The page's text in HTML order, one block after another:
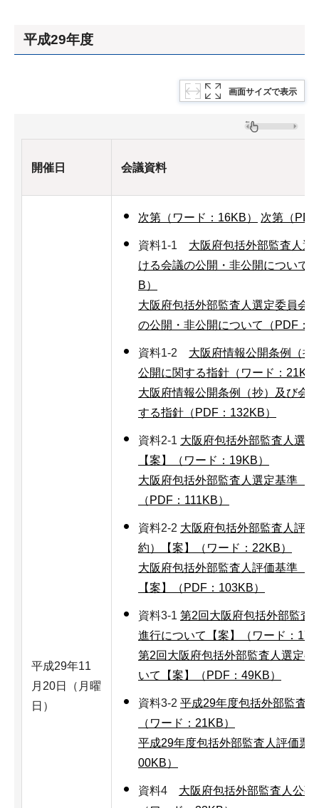
平成29年度
画面サイズで表示
開催日 会議資料
平成29年11
月20日（月曜
日）
次第（ワード：16KB） 次第（
資料1-1 大阪府包括外部監査人選
ける会議の公開・非公開について
B）
大阪府包括外部監査人選定委員会
の公開・非公開について（PDF：
資料1-2 大阪府情報公開条例（抄
公開に関する指針（ワード：21KB
大阪府情報公開条例（抄）及び会
する指針（PDF：132KB）
資料2-1 大阪府包括外部監査人選
【案】（ワード：19KB）
大阪府包括外部監査人選定基準（
（PDF：111KB）
資料2-2 大阪府包括外部監査人評
約）【案】（ワード：22KB）
大阪府包括外部監査人評価基準（
【案】（PDF：103KB）
資料3-1 第2回大阪府包括外部監査
進行について【案】（ワード：
第2回大阪府包括外部監査人選定委
いて【案】（PDF：49KB）
資料3-2 平成29年度包括外部監査
（ワード：21KB）
平成29年度包括外部監査人評価票
00KB）
資料4 大阪府包括外部監査人公募